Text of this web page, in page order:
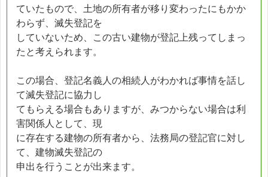
ていたもので、土地の所有者が移り変わったにもかか
わらず、滅失登記を
していないため、この古い建物が登記上残ってしまっ
たと考えられます。
この場合、登記名義人の相続人がわかれば事情を話し
て滅失登記に協力し
てもらえる場合もありますが、みつからない場合は利
害関係人として、現
に存在する建物の所有者から、法務局の登記官に対し
て、建物滅失登記の
申出を行うことが出来ます。